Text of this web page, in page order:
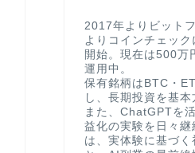
2017年よりビット
よりコインチェッ
開始。現在は500万
運用中。
保有銘柄はBTC・
し、長期投資を基本
また、ChatGPTを
益化の実験を日々
は、実体験に基づく